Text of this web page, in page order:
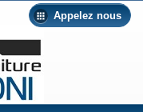
Appelez nous